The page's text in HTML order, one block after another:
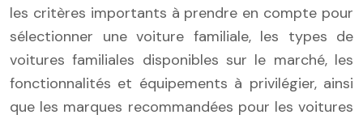
les critères importants à prendre en compte pour
sélectionner une voiture familiale, les types de
voitures familiales disponibles sur le marché, les
fonctionnalités et équipements à privilégier, ainsi
que les marques recommandées pour les voitures